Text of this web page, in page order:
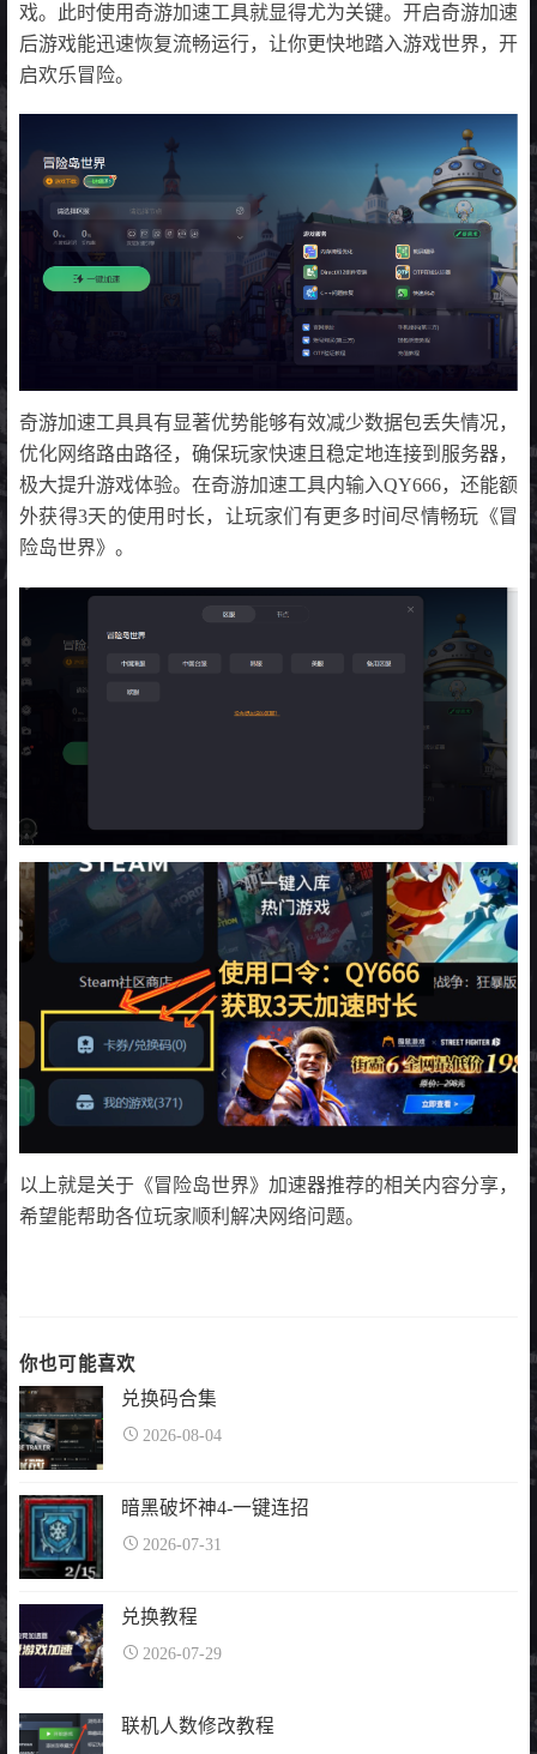
戏。此时使用奇游加速工具就显得尤为关键。开启奇游加速
后游戏能迅速恢复流畅运行，让你更快地踏入游戏世界，开
启欢乐冒险。
奇游加速工具具有显著优势能够有效减少数据包丢失情况，
优化网络路由路径，确保玩家快速且稳定地连接到服务器，
极大提升游戏体验。在奇游加速工具内输入QY666，还能额
外获得3天的使用时长，让玩家们有更多时间尽情畅玩《冒
险岛世界》。
以上就是关于《冒险岛世界》加速器推荐的相关内容分享，
希望能帮助各位玩家顺利解决网络问题。
你也可能喜欢
兑换码合集
2026-08-04
暗黑破坏神4-一键连招
2026-07-31
兑换教程
2026-07-29
联机人数修改教程